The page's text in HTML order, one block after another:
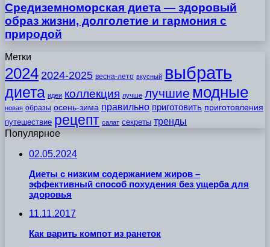
Средиземноморская диета — здоровый
образ жизни, долголетие и гармония с
природой
Метки
2024 2024-2025 весна-лето вкусный выбрать
диета идеи коллекция лучше лучшие модные
новая образы осень-зима правильно приготовить приготовления
путешествие рецепт салат секреты тренды
Популярное
02.05.2024
Диеты с низким содержанием жиров –
эффективный способ похудения без ущерба для
здоровья
11.11.2017
Как варить компот из ранеток